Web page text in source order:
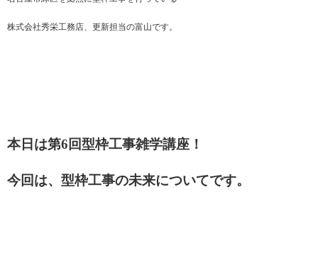
株式会社秀栄工務店、更新担当の富山です。
本日は第6回型枠工事雑学講座！
今回は、型枠工事の未来についてです。